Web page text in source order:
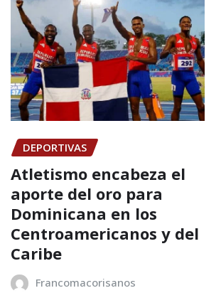
DEPORTIVAS
Atletismo encabeza el
aporte del oro para
Dominicana en los
Centroamericanos y del
Caribe
Francomacorisanos